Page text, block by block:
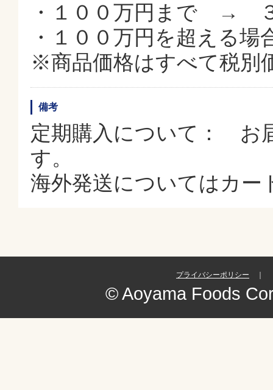
・１００万円まで →
・１００万円を超える
※商品価格はすべて税別
備考
定期購入について： お
す。
海外発送についてはカー
プライバシーポリシー
© Aoyama Foods